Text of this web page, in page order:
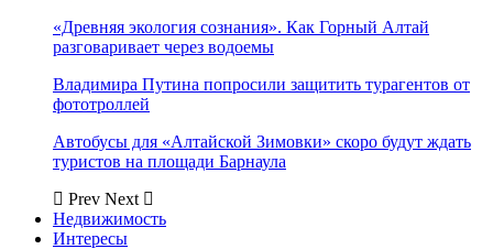
«Древняя экология сознания». Как Горный Алтай
разговаривает через водоемы
Владимира Путина попросили защитить турагентов от
фототроллей
Автобусы для «Алтайской Зимовки» скоро будут ждать
туристов на площади Барнаула
Prev Next
Недвижимость
Интересы